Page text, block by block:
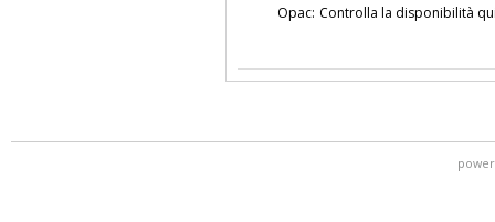
Opac: Controlla la disponibilità